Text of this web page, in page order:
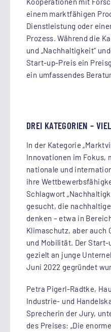
einem marktfähigen
Dienstleistung oder
Prozess. Während die
und „Nachhaltigkeit“
Start-up-Preis ein
ein umfassendes
DREI KATEGORIEN –
In der Kategorie
Innovationen im Fokus,
nationale und
ihre
Schlagwort
gesucht, die
denken – etwa in
Klimaschutz, aber auch
und Mobilität. Der
gezielt an junge
Juni 2022 gegründet
Petra Pigerl-Radtke,
Industrie- und
Sprecherin der Jury,
des Preises: „Die